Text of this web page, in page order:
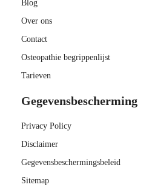
Blog
Over ons
Contact
Osteopathie begrippenlijst
Tarieven
Gegevensbescherming
Privacy Policy
Disclaimer
Gegevensbeschermingsbeleid
Sitemap